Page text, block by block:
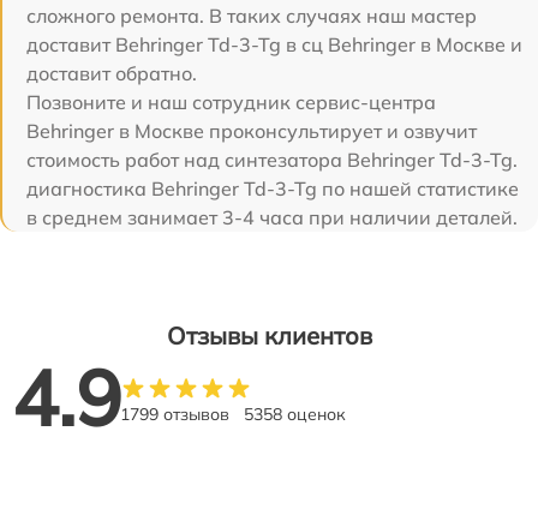
сложного ремонта. В таких случаях наш мастер
доставит Behringer Td-3-Tg в сц Behringer в Москве и
доставит обратно.
Позвоните и наш сотрудник сервис-центра
Behringer в Москве проконсультирует и озвучит
стоимость работ над синтезатора Behringer Td-3-Tg.
диагностика Behringer Td-3-Tg по нашей статистике
в среднем занимает 3-4 часа при наличии деталей.
Отзывы клиентов
4.91799 отзывов 5358 оценок